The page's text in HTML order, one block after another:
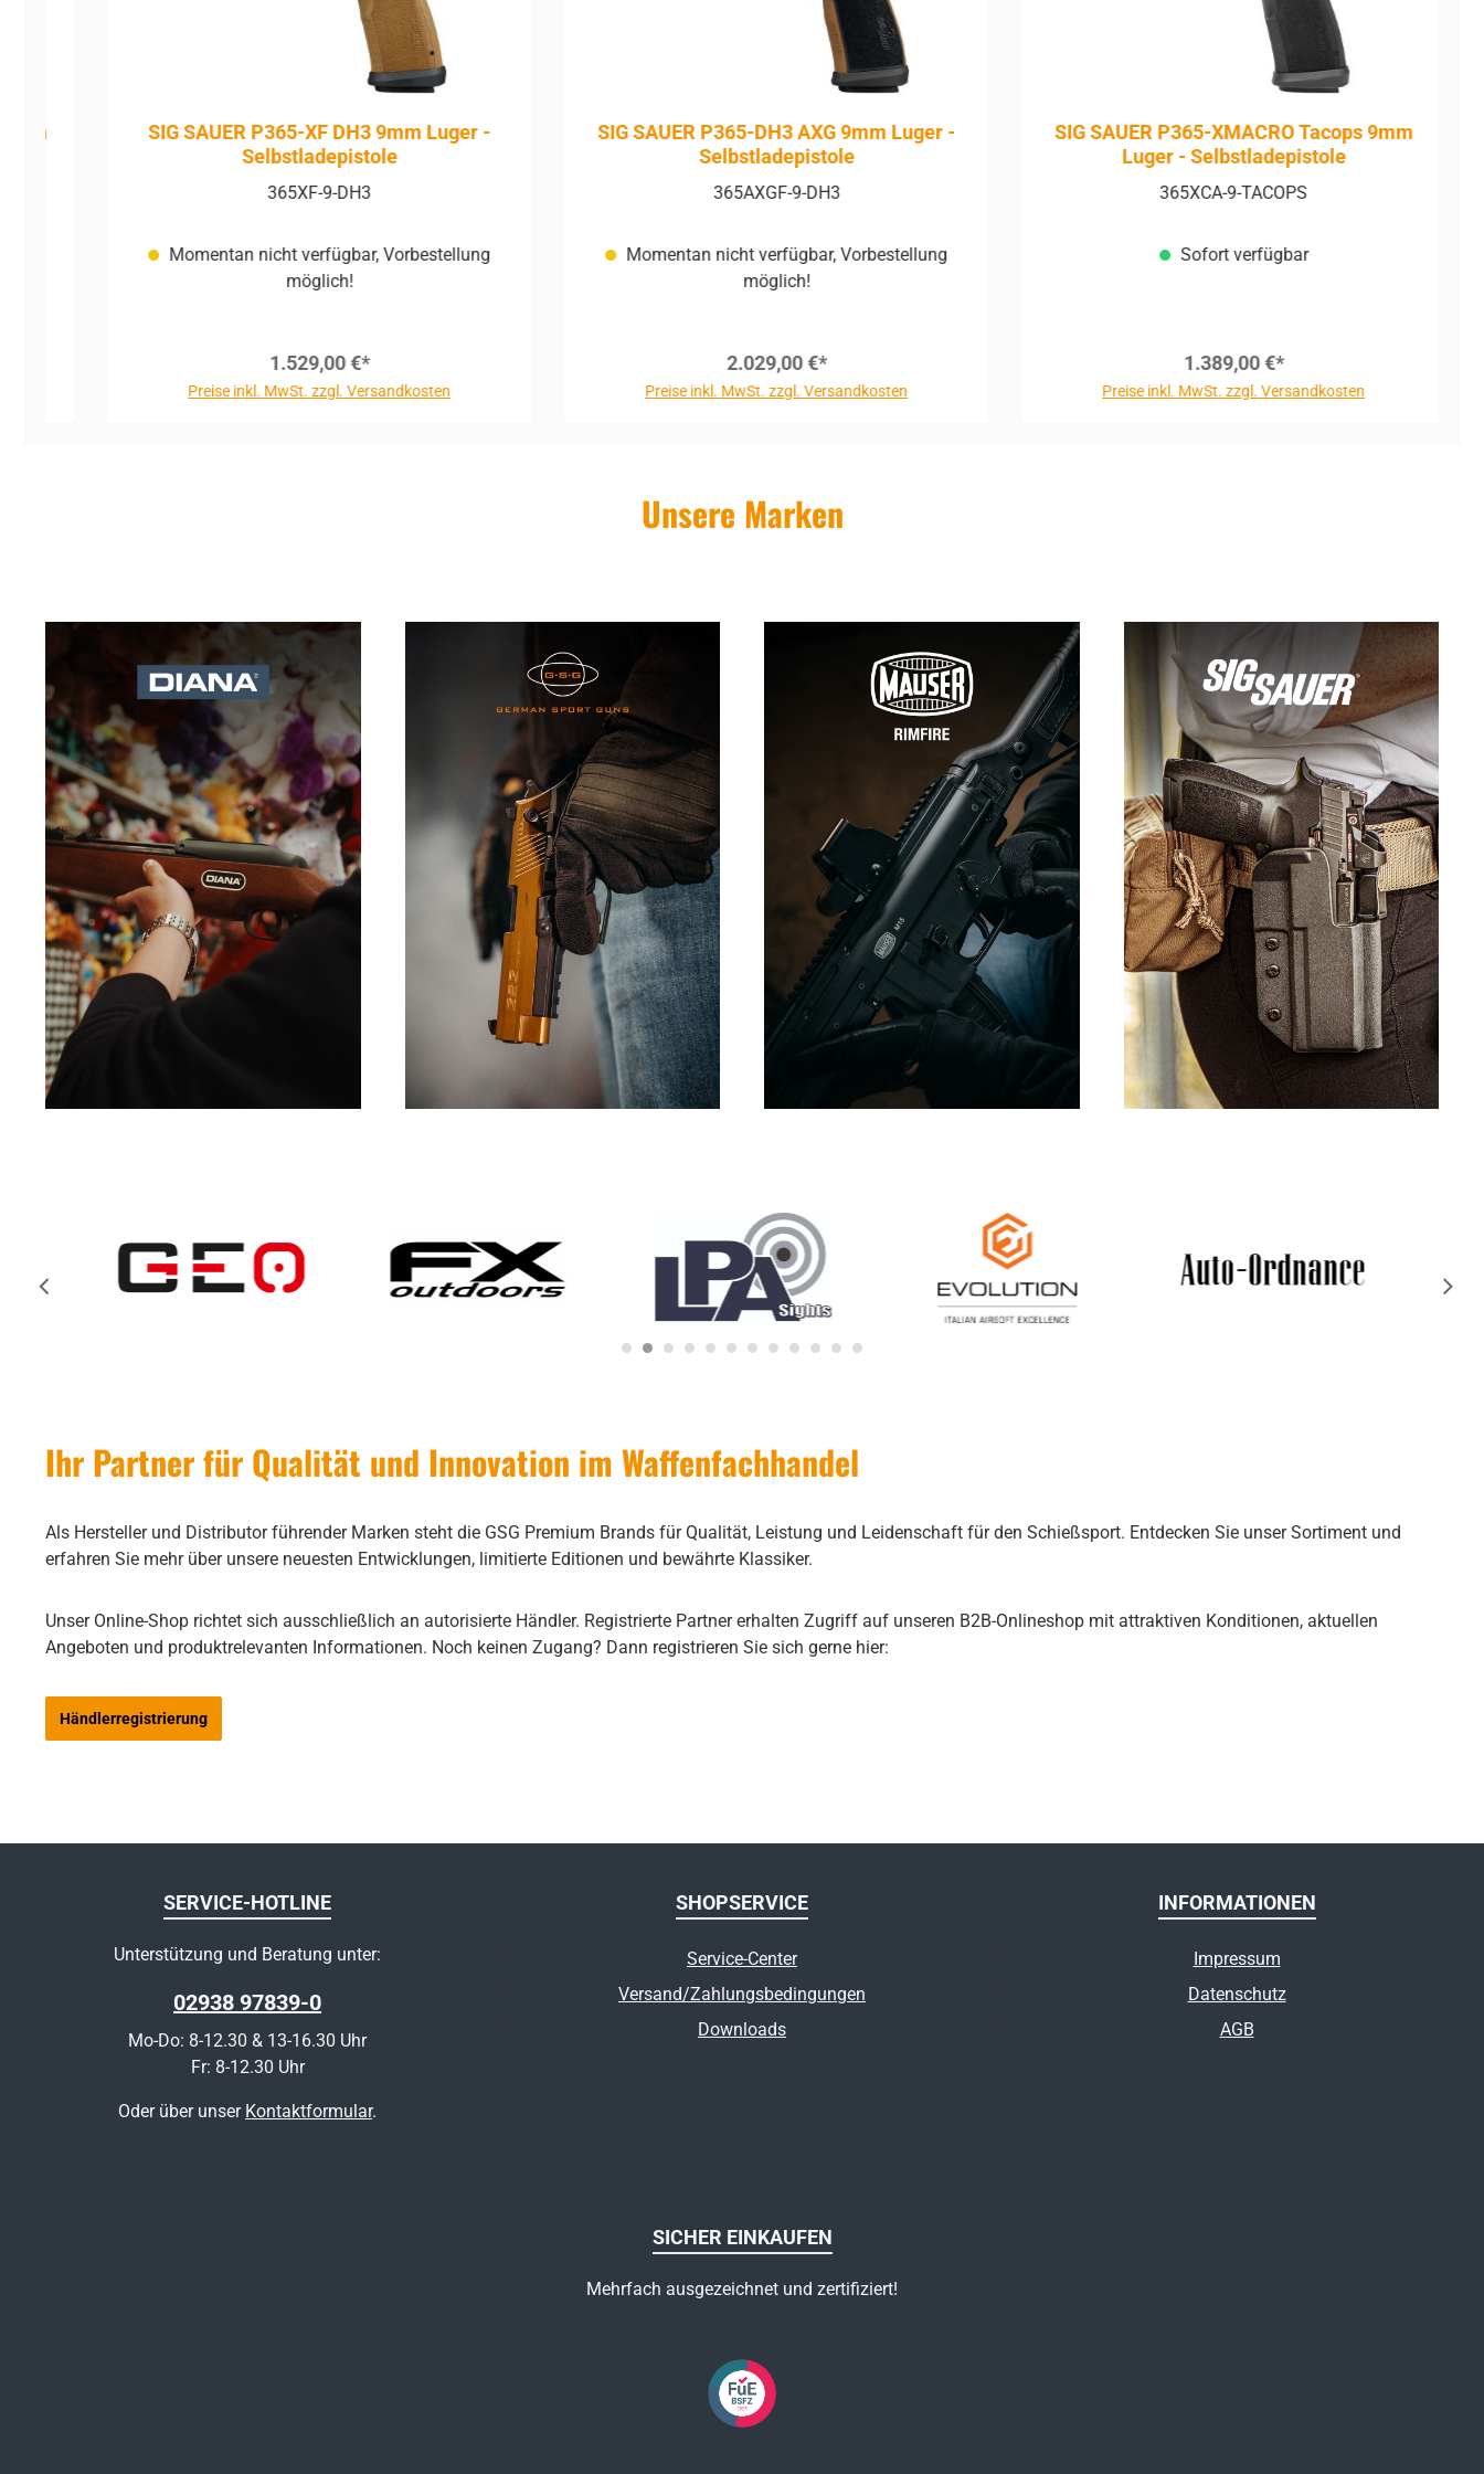
SIG SAUER P365-XF DH3 9mm Luger -
Selbstladepistole
365XF-9-DH3
Momentan nicht verfügbar, Vorbestellung
möglich!
1.529,00 €*
Preise inkl. MwSt. zzgl. Versandkosten
SIG SAUER P365-DH3 AXG 9mm Luger -
Selbstladepistole
365AXGF-9-DH3
Momentan nicht verfügbar, Vorbestellung
möglich!
2.029,00 €*
Preise inkl. MwSt. zzgl. Versandkosten
SIG SAUER P365-XMACRO Tacops 9mm
Luger - Selbstladepistole
365XCA-9-TACOPS
Sofort verfügbar
1.389,00 €*
Preise inkl. MwSt. zzgl. Versandkosten
Unsere Marken
Ihr Partner für Qualität und Innovation im Waffenfachhandel
Als Hersteller und Distributor führender Marken steht die GSG Premium Brands für Qualität, Leistung und Leidenschaft für den Schießsport. Entdecken Sie unser Sortiment und
erfahren Sie mehr über unsere neuesten Entwicklungen, limitierte Editionen und bewährte Klassiker.
Unser Online-Shop richtet sich ausschließlich an autorisierte Händler. Registrierte Partner erhalten Zugriff auf unseren B2B-Onlineshop mit attraktiven Konditionen, aktuellen
Angeboten und produktrelevanten Informationen. Noch keinen Zugang? Dann registrieren Sie sich gerne hier:
Händlerregistrierung
SERVICE-HOTLINE
Unterstützung und Beratung unter:
02938 97839-0
Mo-Do: 8-12.30 & 13-16.30 Uhr
Fr: 8-12.30 Uhr
Oder über unser Kontaktformular.
SHOPSERVICE
Service-Center
Versand/Zahlungsbedingungen
Downloads
INFORMATIONEN
Impressum
Datenschutz
AGB
SICHER EINKAUFEN
Mehrfach ausgezeichnet und zertifiziert!